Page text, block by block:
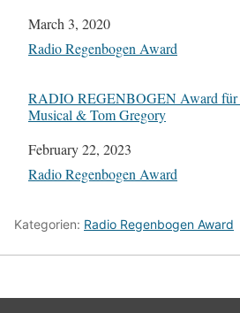
Datum
March 3, 2020
In Bezug auf
Radio Regenbogen Award
RADIO REGENBOGEN Award für
Musical & Tom Gregory
Datum
February 22, 2023
In Bezug auf
Radio Regenbogen Award
Kategorien: Radio Regenbogen Award